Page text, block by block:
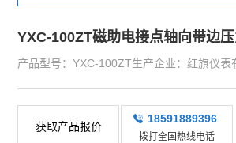
YXC-100ZT磁助电接点轴向带边
产品型号：YXC-100ZT生产企业：红旗仪表
获取产品报价
18591889396
拨打全国热线电话